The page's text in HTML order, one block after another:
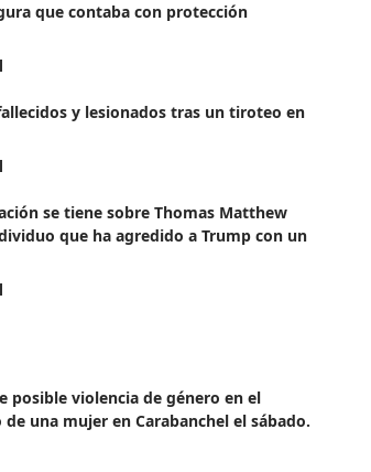
que contaba con protección
y lesionados tras un tiroteo en
se tiene sobre Thomas Matthew
que ha agredido a Trump con un
posible violencia de género en el
una mujer en Carabanchel el sábado.